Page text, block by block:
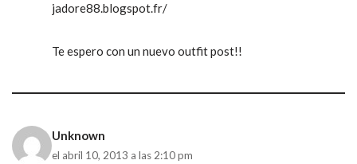
jadore88.blogspot.fr/
Te espero con un nuevo outfit post!!
Unknown
el abril 10, 2013 a las 2:10 pm